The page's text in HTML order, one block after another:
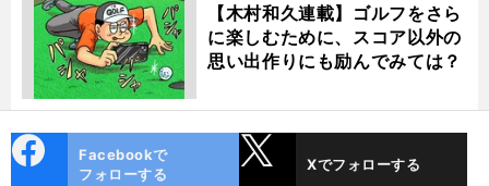
【木村和久連載】ゴルフをさら
に楽しむために、スコア以外の
思い出作りにも励んでみては？
ok
Facebookで
フォローする
Xでフォローする